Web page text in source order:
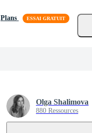
Plans
Olga Shalimova
880 Ressources